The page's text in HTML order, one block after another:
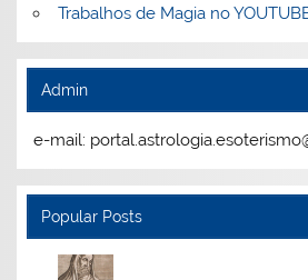
Trabalhos de Magia no
Admin
e-mail:
Popular Posts